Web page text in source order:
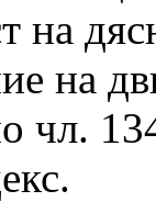
на
на
чл.